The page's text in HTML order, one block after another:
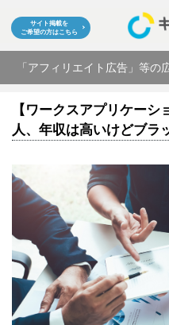
サイト掲載を
ご希望の方はこちら
「アフィリエイト広告」等
【ワークスアプリケー
人、年収は高いけどブラ